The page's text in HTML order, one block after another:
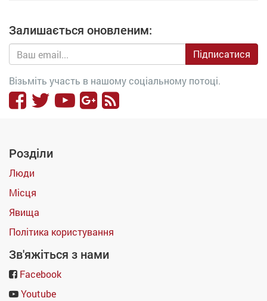
Залишається оновленим:
Підписатися
Візьміть участь в нашому соціальному потоці.
Розділи
Люди
Місця
Явища
Політика користування
Зв'яжіться з нами
Facebook
Youtube